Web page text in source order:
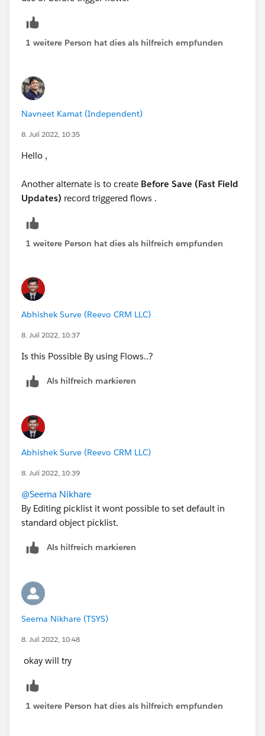
1 weitere Person hat dies als hilfreich empfunden
Navneet Kamat (Independent)
8. Juli 2022, 10:35
Hello ,
Another alternate is to create Before Save (Fast Field
Updates) record triggered flows .
1 weitere Person hat dies als hilfreich empfunden
Abhishek Surve (Reevo CRM LLC)
8. Juli 2022, 10:37
Is this Possible By using Flows..?
Als hilfreich markieren
Abhishek Surve (Reevo CRM LLC)
8. Juli 2022, 10:39
@Seema Nikhare
By Editing picklist it wont possible to set default in
standard object picklist.
Als hilfreich markieren
Seema Nikhare (TSYS)
8. Juli 2022, 10:48
okay will try
1 weitere Person hat dies als hilfreich empfunden